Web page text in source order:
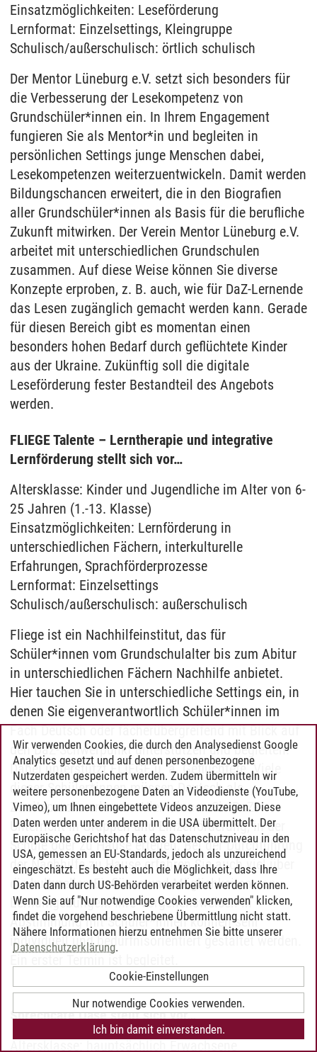
Einsatzmöglichkeiten: Leseförderung
Lernformat: Einzelsettings, Kleingruppe
Schulisch/außerschulisch: örtlich schulisch
Der Mentor Lüneburg e.V. setzt sich besonders für
die Verbesserung der Lesekompetenz von
Grundschüler*innen ein. In Ihrem Engagement
fungieren Sie als Mentor*in und begleiten in
persönlichen Settings junge Menschen dabei,
Lesekompetenzen weiterzuentwickeln. Damit werden
Bildungschancen erweitert, die in den Biografien
aller Grundschüler*innen als Basis für die berufliche
Zukunft mitwirken. Der Verein Mentor Lüneburg e.V.
arbeitet mit unterschiedlichen Grundschulen
zusammen. Auf diese Weise können Sie diverse
Konzepte erproben, z. B. auch, wie für DaZ-Lernende
das Lesen zugänglich gemacht werden kann. Gerade
für diesen Bereich gibt es momentan einen
besonders hohen Bedarf durch geflüchtete Kinder
aus der Ukraine. Zukünftig soll die digitale
Leseförderung fester Bestandteil des Angebots
werden.
FLIEGE Talente – Lerntherapie und integrative
Lernförderung stellt sich vor…
Altersklasse: Kinder und Jugendliche im Alter von 6-
25 Jahren (1.-13. Klasse)
Einsatzmöglichkeiten: Lernförderung in
unterschiedlichen Fächern, interkulturelle
Erfahrungen, Sprachförderprozesse
Lernformat: Einzelsettings
Schulisch/außerschulisch: außerschulisch
Fliege ist ein Nachhilfeinstitut, das für
Schüler*innen vom Grundschulalter bis zum Abitur
in unterschiedlichen Fächern Nachhilfe anbietet.
Hier tauchen Sie in unterschiedliche Settings ein, in
denen Sie eigenverantwortlich Schüler*innen im
Fach Deutsch oder fächerübergreifend mit Blick auf
den DaZ-Schwerpunkt unterstützen und begleiten.
Dabei unterstützt FLIEGE u. a. Geflüchtete. Viele
dieser Schüler*innen müssen Deutsch als
Zweitsprache erlernen. Hier können Sie DaZ-
Unterricht in Gruppen und Einzelförderung, in der
Schule oder zu Hause erteilen. Bei der Durchführung
der Nachhilfe zu Hause erfahren Sie auch viel über
die kulturellen Einflüsse und Möglichkeiten von
Lernumgebungen. Ihre Vorgehensweisen in
Abstimmung mit Schüler*innen können sehr
individuell und bedürfnisorientiert gestaltet werden.
Sprechcafé Oase stellt sich vor…
Wir verwenden Cookies, die durch den Analysedienst Google
Analytics gesetzt und auf denen personenbezogene
Nutzerdaten gespeichert werden. Zudem übermitteln wir
weitere personenbezogene Daten an Videodienste (YouTube,
Vimeo), um Ihnen eingebettete Videos anzuzeigen. Diese
Daten werden unter anderem in die USA übermittelt. Der
Europäische Gerichtshof hat das Datenschutzniveau in den
USA, gemessen an EU-Standards, jedoch als unzureichend
eingeschätzt. Es besteht auch die Möglichkeit, dass Ihre
Daten dann durch US-Behörden verarbeitet werden können.
Wenn Sie auf "Nur notwendige Cookies verwenden" klicken,
findet die vorgehend beschriebene Übermittlung nicht statt.
Nähere Informationen hierzu entnehmen Sie bitte unserer
Datenschutzerklärung.
Cookie-Einstellungen
Nur notwendige Cookies verwenden.
Ich bin damit einverstanden.